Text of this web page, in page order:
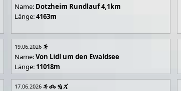
Name: Dotzheim Rundlauf 4,1km
Länge:4163m
19.06.2026
Name:Von Lidl um den Ewaldsee
Länge: 11018m
17.06.2026